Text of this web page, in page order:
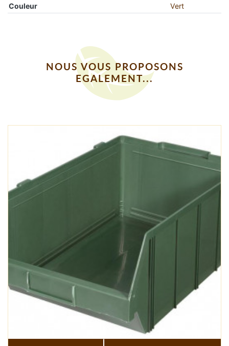
Couleur
Vert
NOUS VOUS PROPOSONS
EGALEMENT...